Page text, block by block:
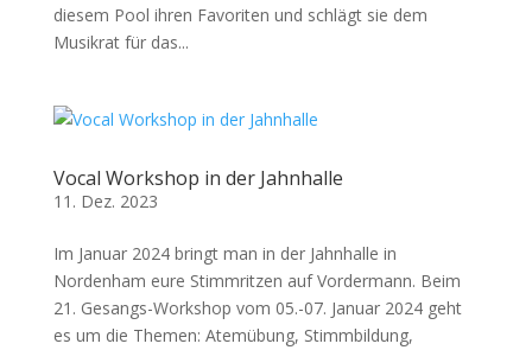
diesem Pool ihren Favoriten und schlägt sie dem
Musikrat für das...
Vocal Workshop in der Jahnhalle
11. Dez. 2023
Im Januar 2024 bringt man in der Jahnhalle in
Nordenham eure Stimmritzen auf Vordermann. Beim
21. Gesangs-Workshop vom 05.-07. Januar 2024 geht
es um die Themen: Atemübung, Stimmbildung,